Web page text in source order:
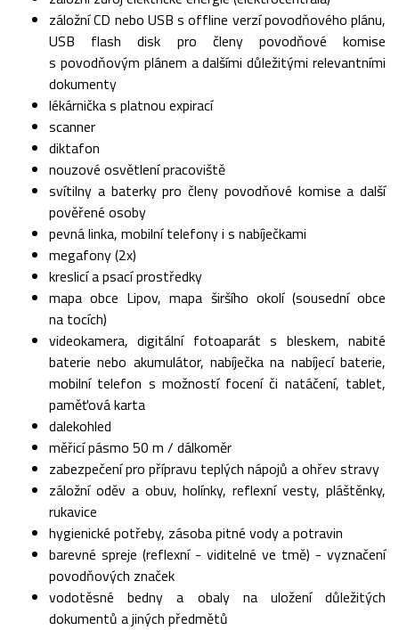
záložní CD nebo USB s offline verzí povodňového plánu,
USB flash disk pro členy povodňové komise
s povodňovým plánem a dalšími důležitými relevantními
dokumenty
lékárnička s platnou expirací
scanner
diktafon
nouzové osvětlení pracoviště
svítilny a baterky pro členy povodňové komise a další
pověřené osoby
pevná linka, mobilní telefony i s nabíječkami
megafony (2x)
kreslicí a psací prostředky
mapa obce Lipov, mapa širšího okolí (sousední obce
na tocích)
videokamera, digitální fotoaparát s bleskem, nabité
baterie nebo akumulátor, nabíječka na nabíjecí baterie,
mobilní telefon s možností focení či natáčení, tablet,
paměťová karta
dalekohled
měřicí pásmo 50 m / dálkoměr
zabezpečení pro přípravu teplých nápojů a ohřev stravy
záložní oděv a obuv, holínky, reflexní vesty, pláštěnky,
rukavice
hygienické potřeby, zásoba pitné vody a potravin
barevné spreje (reflexní - viditelné ve tmě) - vyznačení
povodňových značek
vodotěsné bedny a obaly na uložení důležitých
dokumentů a jiných předmětů